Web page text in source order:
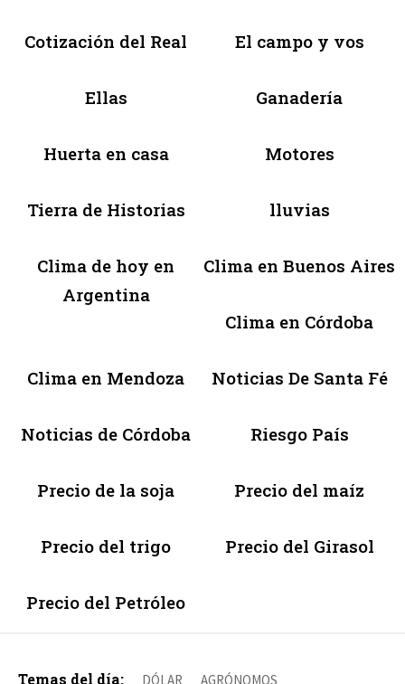
Cotización del Real El campo y vos
Ellas Ganadería
Huerta en casa Motores
Tierra de Historias lluvias
Clima de hoy en
Argentina
Clima en Buenos Aires
Clima en Córdoba
Clima en Mendoza Noticias De Santa Fé
Noticias de Córdoba Riesgo País
Precio de la soja Precio del maíz
Precio del trigo Precio del Girasol
Precio del Petróleo
Temas del día: DÓLAR AGRÓNOMOS